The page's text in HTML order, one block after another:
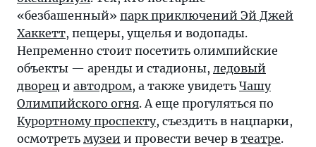
«безбашенный» парк приключений Эй Джей
Хаккетт, пещеры, ущелья и водопады.
Непременно стоит посетить олимпийские
объекты — аренды и стадионы, ледовый
дворец и автодром, а также увидеть Чашу
Олимпийского огня. А еще прогуляться по
Курортному проспекту, съездить в нацпарки,
осмотреть музеи и провести вечер в театре.